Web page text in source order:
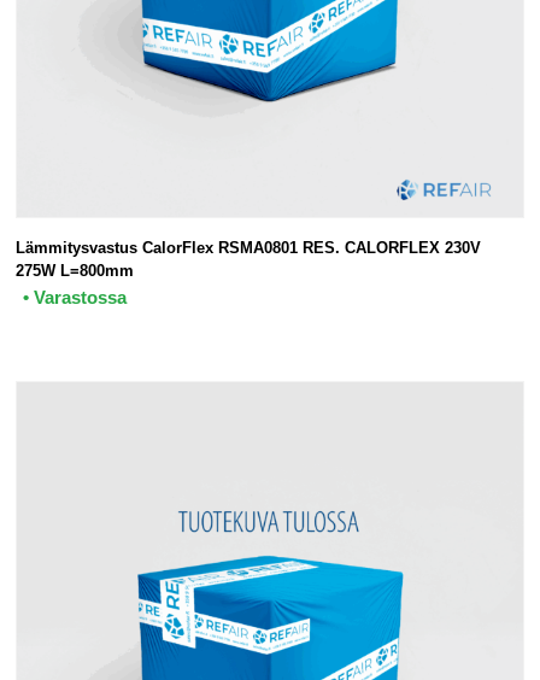
Lämmitysvastus CalorFlex RSMA0801 RES. CALORFLEX 230V
275W L=800mm
• Varastossa